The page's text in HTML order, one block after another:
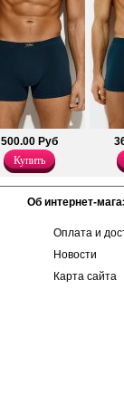
Хлопок 95%
Эластан 5%
500.00 Руб
Купить
Об интернет-
Оплата и
Новости
Карта сайта